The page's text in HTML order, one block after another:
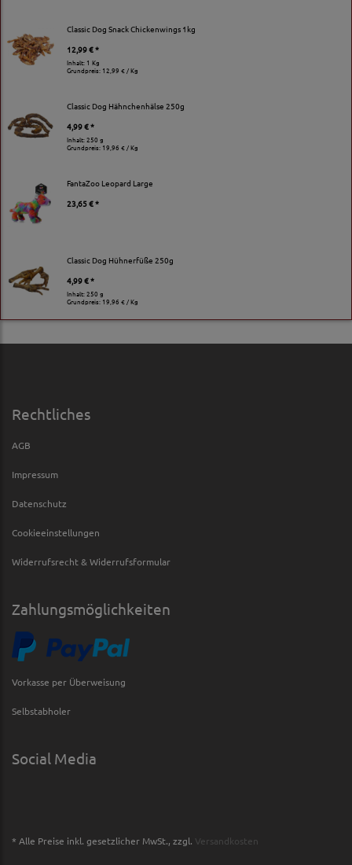
Classic Dog Snack Chickenwings 1kg
12,99 € *
Inhalt: 1 Kg
Grundpreis: 12,99 € / Kg
Classic Dog Hähnchenhälse 250g
4,99 € *
Inhalt: 250 g
Grundpreis: 19,96 € / Kg
FantaZoo Leopard Large
23,65 € *
Classic Dog Hühnerfüße 250g
4,99 € *
Inhalt: 250 g
Grundpreis: 19,96 € / Kg
Rechtliches
AGB
Impressum
Datenschutz
Cookieeinstellungen
Widerrufsrecht & Widerrufsformular
Zahlungsmöglichkeiten
Vorkasse per Überweisung
Selbstabholer
Social Media
* Alle Preise inkl. gesetzlicher MwSt., zzgl. Versandkosten